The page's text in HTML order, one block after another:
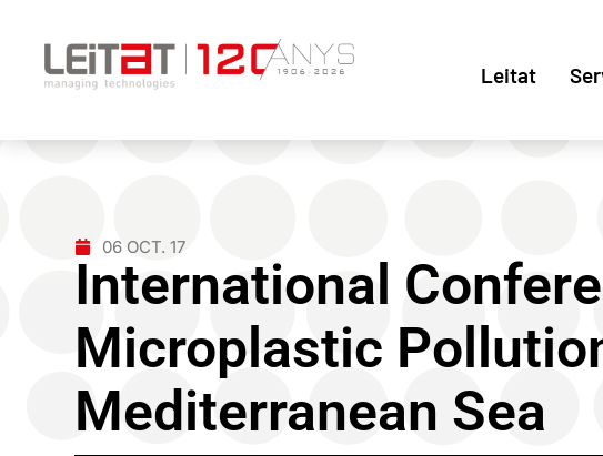
Leitat
06 OCT. 17
International
Microplastic
Mediterranean Sea